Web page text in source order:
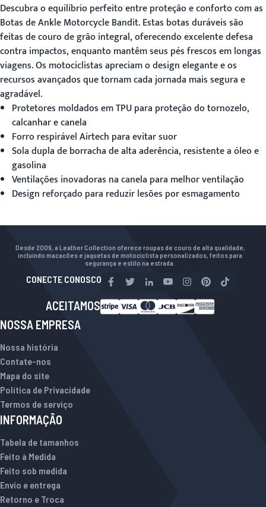
Descubra o equilíbrio perfeito entre proteção e conforto com as
Botas de Ankle Motorcycle Bandit. Estas botas duráveis são
feitas de couro de grão integral, oferecendo excelente defesa
contra impactos, enquanto mantêm seus pés frescos em longas
viagens. Os motociclistas apreciam o design elegante e os
recursos avançados que tornam cada jornada mais segura e
agradável.
Protetores moldados em TPU para proteção do tornozelo,
calcanhar e canela
Forro respirável Airtech para evitar suor
Sola dupla de borracha de alta aderência, resistente a óleo e
gasolina
Ventilações inovadoras na canela para melhor ventilação
Design reforçado para reduzir lesões por esmagamento
Desde 2009, a Leather Collection oferece roupas de couro de alta qualidade,
incluindo macacões e jaquetas de motociclista personalizados, feitos para
segurança e estilo na estrada.
CONECTE CONOSCO
ACEITAMOS
NOSSA EMPRESA
Nossa história
Contate-nos
Mapa do site
Política de Privacidade
Termos de serviço
INFORMAÇÃO
Tabela de tamanhos
Feito à Medida
Feito sob medida
Envio e entrega
Retorno e Troca